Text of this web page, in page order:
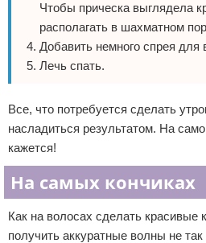
Чтобы прическа выглядела
располагать в шахматном
Добавить немного спрея для
Лечь спать.
Все, что потребуется сделать
насладиться результатом. На
кажется!
На самых кончиках
Как на волосах сделать красивые
получить аккуратные волны не